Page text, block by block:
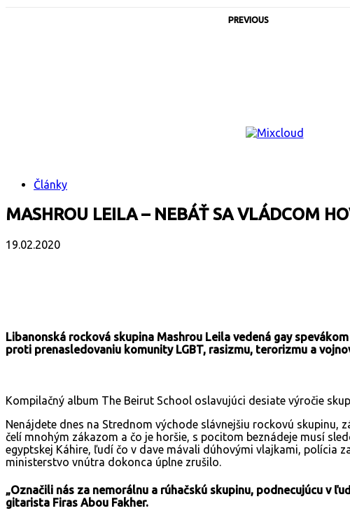
PREVIOUS
Články
MASHROU LEILA – NEBÁŤ SA VLÁDCOM
19.02.2020
Libanonská rocková skupina Mashrou Leila vedená gay
proti prenasledovaniu komunity LGBT, rasizmu, terorizmu a
Kompilačný album The Beirut School oslavujúci desiate výročie
Nenájdete dnes na Strednom východe slávnejšiu rockovú skupinu,
čelí mnohým zákazom a čo je horšie, s pocitom beznádeje musí
egyptskej Káhire, ľudí čo v dave mávali dúhovými vlajkami, polícia
ministerstvo vnútra dokonca úplne zrušilo.
„Označili nás za nemorálnu a rúhačskú skupinu, podnecujúcu v
gitarista Firas Abou Fakher.